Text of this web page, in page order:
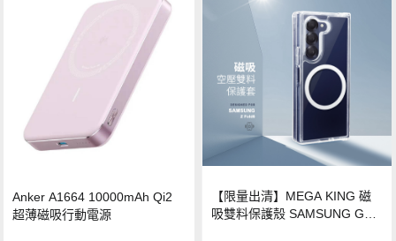
Anker A1664 10000mAh Qi2
超薄磁吸行動電源
【限量出清】MEGA KING 磁
吸雙料保護殼 SAMSUNG Gala